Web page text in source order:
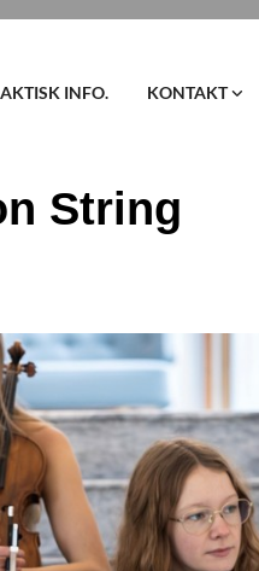
INFO. KONTAKT
String